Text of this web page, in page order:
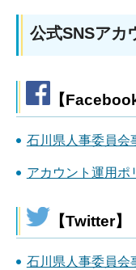
公式SNSアカ
【
石川県人事委員会
アカウント運用ポ
【Twitter】
石川県人事委員会